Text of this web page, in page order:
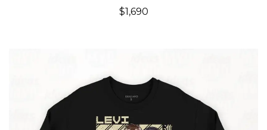
$1,690